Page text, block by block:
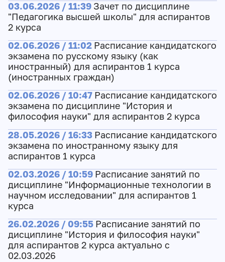
03.06.2026 / 11:39 Зачет по дисциплине
"Педагогика высшей школы" для аспирантов
2 курса
02.06.2026 / 11:02 Расписание кандидатского
экзамена по русскому языку (как
иностранный) для аспирантов 1 курса
(иностранных граждан)
02.06.2026 / 10:47 Расписание кандидатского
экзамена по дисциплине "История и
философия науки" для аспирантов 2 курса
28.05.2026 / 16:33 Расписание кандидатского
экзамена по иностранному языку для
аспирантов 1 курса
02.03.2026 / 10:59 Расписание занятий по
дисциплине "Информационные технологии в
научном исследовании" для аспирантов 1
курса
26.02.2026 / 09:55 Расписание занятий по
дисциплине "История и философия науки"
для аспирантов 2 курса актуально с
02.03.2026